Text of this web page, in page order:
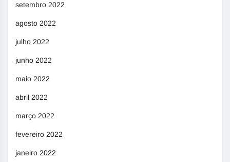
setembro 2022
agosto 2022
julho 2022
junho 2022
maio 2022
abril 2022
março 2022
fevereiro 2022
janeiro 2022